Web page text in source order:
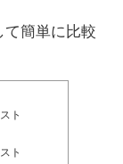
簡単に比較
ト
ト